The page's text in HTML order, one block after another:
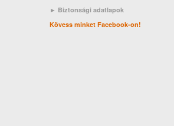
► Biztonsági adatlapok
Kövess minket Facebook-on!